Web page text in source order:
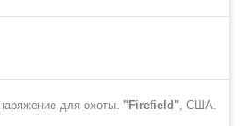
для охоты. "Firefield", США.